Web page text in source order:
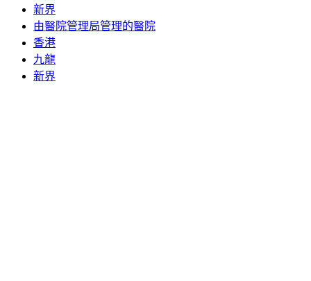
新界
由醫院管理局管理的醫院
香港
九龍
新界